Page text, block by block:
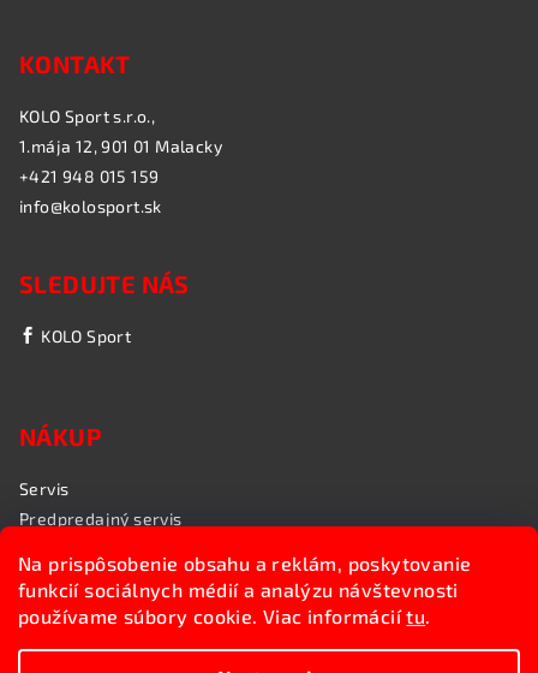
Na prispôsobenie obsahu a reklám, poskytovanie
funkcií sociálnych médií a analýzu návštevnosti
používame súbory cookie. Viac informáciítu.
KONTAKT
KOLO Sport s.r.o.,
1.mája 12, 901 01 Malacky
+421 948 015 159
info@kolosport.sk
SLEDUJTE NÁS
KOLO Sport
NÁKUP
Servis
Predpredajný servis
Rozvoz bicyklov
Poradenstvo